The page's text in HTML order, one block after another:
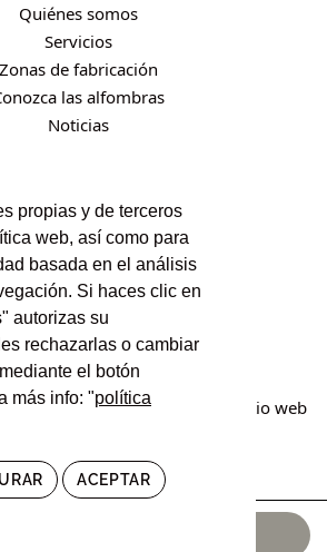
Quiénes somos
Servicios
Zonas de fabricación
las alfombras
Noticias
Contacto
de privacidad
Política de cookies
de uso y contratación
los derechos reservados. Sitio web
propias y de terceros
web, así como para
basada en el análisis
Si haces clic en
autorizas su
rechazarlas o cambiar
el botón
más info: "política
ACEPTAR